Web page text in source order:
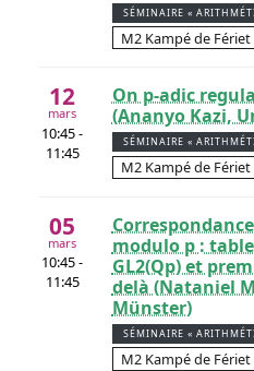
SÉMINAIRE «
M2 Kampé de Fériet
12
mars
10:45 -
11:45
On p-adic
(Ananyo Kazi,
SÉMINAIRE «
M2 Kampé de Fériet
05
mars
10:45 -
11:45
modulo p :
GL2(Qp) et
delà (Nataniel
Münster)
SÉMINAIRE «
M2 Kampé de Fériet